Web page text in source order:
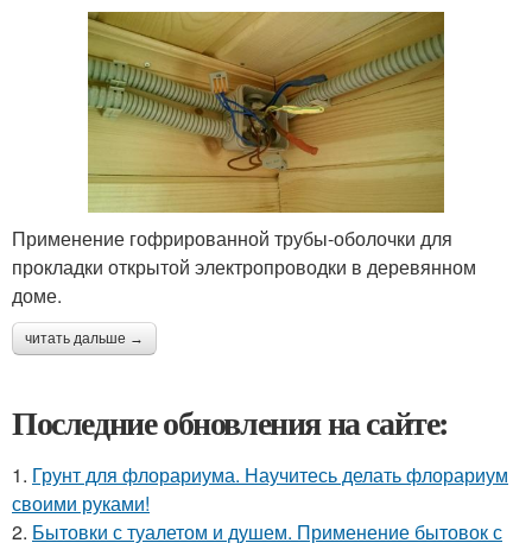
Применение гофрированной трубы-оболочки для
прокладки открытой электропроводки в деревянном
доме.
читать дальше →
Последние обновления на сайте:
1. Грунт для флорариума. Научитесь делать флорариум
своими руками!
2. Бытовки с туалетом и душем. Применение бытовок с